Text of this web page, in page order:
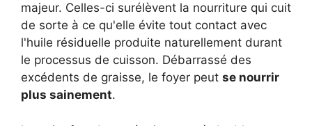
majeur. Celles-ci surélèvent la nourriture qui cuit
de sorte à ce qu'elle évite tout contact avec
l'huile résiduelle produite naturellement durant
le processus de cuisson. Débarrassé des
excédents de graisse, le foyer peut se nourrir
plus sainement.